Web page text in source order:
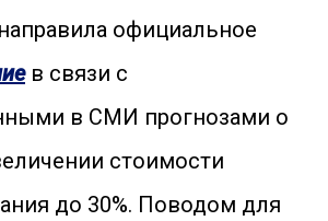
официальное
в связи с
в СМИ прогнозами о
стоимости
до 30%. Поводом для